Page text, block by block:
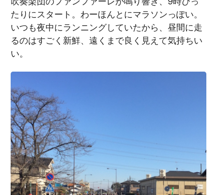
たりにスタート。わーほんとにマラソンっぽい。
いつも夜中にランニングしていたから、昼間に走
るのはすごく新鮮、遠くまで良く見えて気持ちい
い。